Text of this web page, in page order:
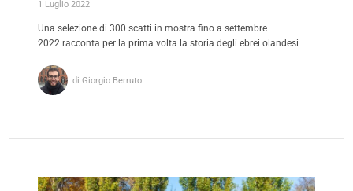
1 Luglio 2022
Una selezione di 300 scatti in mostra fino a settembre
2022 racconta per la prima volta la storia degli ebrei olandesi
di Giorgio Berruto